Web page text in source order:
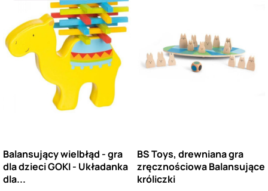
Balansujący wielbłąd - gra
dla dzieci GOKI - Układanka
dla...
BS Toys, drewniana gra
zręcznościowa Balansujące
króliczki